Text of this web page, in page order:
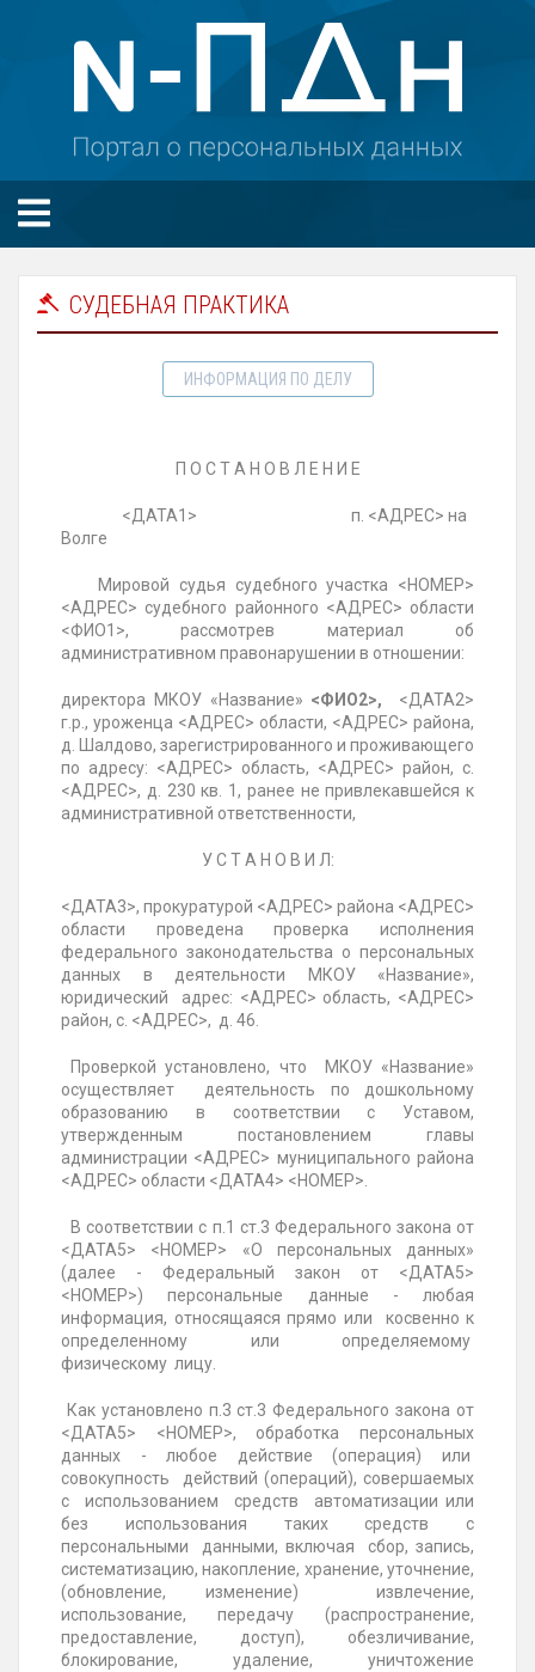
СУДЕБНАЯ ПРАКТИКА
ИНФОРМАЦИЯ ПО ДЕЛУ
П О С Т А Н О В Л Е Н И Е
<ДАТА1> п. <АДРЕС> на
Волге
Мировой судья судебного участка <НОМЕР>
<АДРЕС> судебного районного <АДРЕС> области
<ФИО1>, рассмотрев материал об
административном правонарушении в отношении:
директора МКОУ «Название» <ФИО2>,
<ДАТА2>
г.р., уроженца <АДРЕС> области, <АДРЕС> района,
д. Шалдово, зарегистрированного и проживающего
по адресу: <АДРЕС> область, <АДРЕС> район, с.
<АДРЕС>, д. 230 кв. 1, ранее не привлекавшейся к
административной ответственности,
У С Т А Н О В И Л:
<ДАТА3>, прокуратурой <АДРЕС> района <АДРЕС>
области проведена проверка исполнения
федерального законодательства о персональных
данных в деятельности МКОУ «Название»,
юридический адрес: <АДРЕС> область, <АДРЕС>
район, с. <АДРЕС>, д. 46.
Проверкой установлено, что МКОУ «Название»
осуществляет деятельность по дошкольному
образованию в соответствии с Уставом,
утвержденным постановлением главы
администрации <АДРЕС> муниципального района
<АДРЕС> области <ДАТА4> <НОМЕР>.
В соответствии с п.1 ст.3 Федерального закона от
<ДАТА5> <НОМЕР> «О персональных данных»
(далее - Федеральный закон от <ДАТА5>
<НОМЕР>) персональные данные - любая
информация, относящаяся прямо или косвенно к
определенному или определяемому
физическому лицу.
Как установлено п.3 ст.3 Федерального закона от
<ДАТА5> <НОМЕР>, обработка персональных
данных - любое действие (операция) или
совокупность действий (операций), совершаемых
с использованием средств автоматизации или
без использования таких средств с
персональными данными, включая сбор, запись,
систематизацию, накопление, хранение, уточнение,
(обновление, изменение) извлечение,
использование, передачу (распространение,
предоставление, доступ), обезличивание,
блокирование, удаление, уничтожение